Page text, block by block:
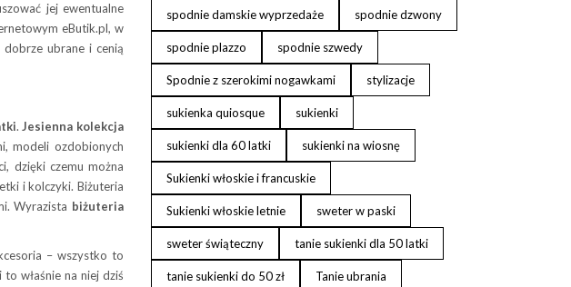
jej ewentualne
eButik.pl, w
ubrane i cenią
.Jesienna kolekcja
modeli ozdobionych
dzięki czemu można
i kolczyki. Biżuteria
Wyrazista biżuteria
– wszystko to
właśnie na niej dziś
spodnie damskie wyprzedaże spodnie dzwony
spodnie plazzo spodnie szwedy
Spodnie z szerokimi nogawkami stylizacje
sukienka quiosque sukienki
sukienki dla 60 latki sukienki na wiosnę
Sukienki włoskie i francuskie
Sukienki włoskie letnie sweter w paski
sweter świąteczny tanie sukienki dla 50 latki
tanie sukienki do 50 zł Tanie ubrania